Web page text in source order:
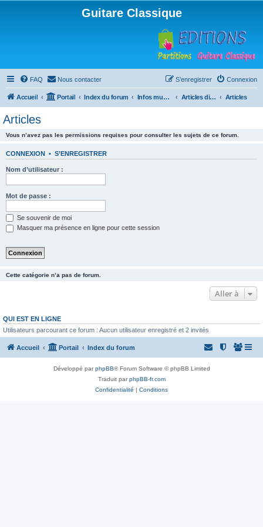
Guitare Classique
FAQ Nous contacter Connexion
S’enregistrer
Accueil Portail Index du forum Infos musicales Articles divers Articles
Articles
Vous n’avez pas les permissions requises pour consulter les sujets de ce forum.
CONNEXION • S’ENREGISTRER
Nom d’utilisateur :
Mot de passe :
Se souvenir de moi
Masquer ma présence en ligne pour cette session
Cette catégorie n’a pas de forum.
Aller à
QUI EST EN LIGNE
Utilisateurs parcourant ce forum : Aucun utilisateur enregistré et 2 invités
Accueil Portail Index du forum
Développé parphpBB® Forum Software © phpBB Limited
Traduit parphpBB-fr.com
Confidentialité | Conditions